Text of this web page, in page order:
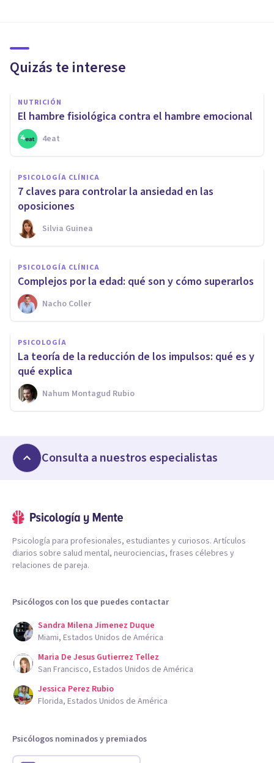
Quizás te interese
NUTRICIÓN
El hambre fisiológica contra el hambre emocional
4eat
PSICOLOGÍA CLÍNICA
7 claves para controlar la ansiedad en las
oposiciones
Silvia Guinea
PSICOLOGÍA CLÍNICA
Complejos por la edad: qué son y cómo superarlos
Nacho Coller
PSICOLOGÍA
La teoría de la reducción de los impulsos: qué es y
qué explica
Nahum Montagud Rubio
Consulta a nuestros especialistas
Psicología para profesionales, estudiantes y curiosos. Artículos
diarios sobre salud mental, neurociencias, frases célebres y
relaciones de pareja.
Psicólogos con los que puedes contactar
Sandra Milena Jimenez Duque
Miami, Estados Unidos de América
Maria De Jesus Gutierrez Tellez
San Francisco, Estados Unidos de América
Jessica Perez Rubio
Florida, Estados Unidos de América
Psicólogos nominados y premiados